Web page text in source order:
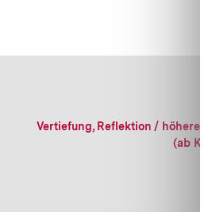
Vertiefung, Reflektion / höheres
(ab